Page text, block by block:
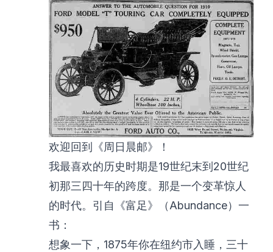
欢迎回到《周日晨邮》！
我最喜欢的历史时期是19世纪末到20世纪
初那三四十年的跨度。那是一个变革惊人
的时代。引自《富足》（Abundance）一
书：
想象一下，1875年你在纽约市入睡，三十